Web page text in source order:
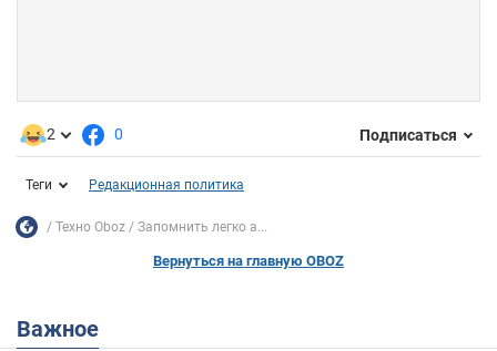
2 0 Подписаться
Теги Редакционная политика
Техно Oboz Запомнить легко а...
Вернуться на главную OBOZ
Важное